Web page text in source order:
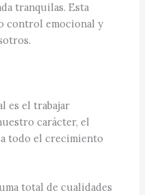
tranquilas. Esta
control emocional y
es el trabajar
carácter, el
todo el crecimiento
total de cualidades